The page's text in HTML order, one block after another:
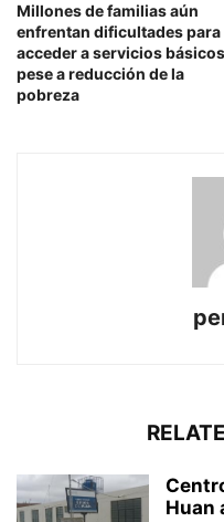
Millones de familias aún
enfrentan dificultades para
acceder a servicios básicos
pese a reducción de la
pobreza
Huan